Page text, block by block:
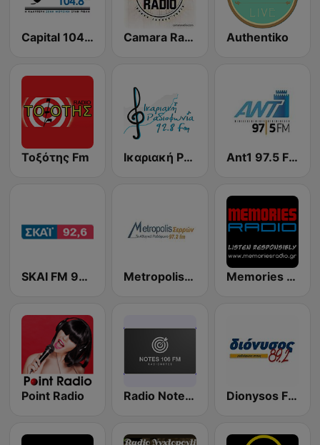
Capital 104.8 FM Camara Radio Authentiko
Τοξότης Fm Ικαριακή Ραδιοφωνία (Ikariaki Radiofonia) Ant1 97.5 FM
SKAI FM 92.6 Metropolis 97.2 FM Memories Radio
Point Radio Radio Notes 106 FM Dionysos FM 89.2